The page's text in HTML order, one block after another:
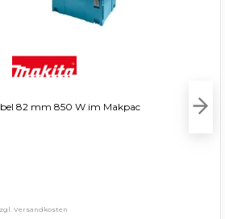
82 mm 850 W im Makpac
Versandkosten